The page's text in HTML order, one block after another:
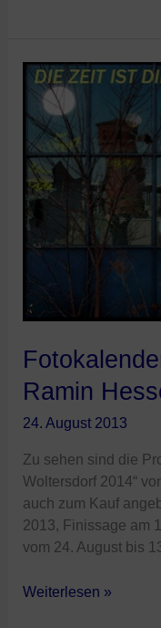
Ramin
24. August 2013
Zu sehen sind die
Woltersdorf 2014“
auch zum Kauf
2013, Finissage am
vom 24. August bis
Fotokalender
Woltersdorf
2014
Ramin
Hesse
Weiterlesen »